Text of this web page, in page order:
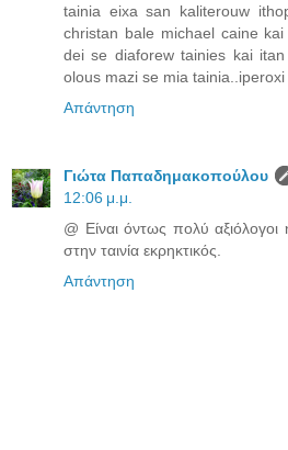
tainia eixa san kaliterouw
christan bale michael caine
dei se diaforew tainies kai
olous mazi se mia tainia..iperoxi
Απάντηση
Γιώτα Παπαδημακοπούλου
12:06 μ.μ.
@ Είναι όντως πολύ
στην ταινία εκρηκτικός.
Απάντηση